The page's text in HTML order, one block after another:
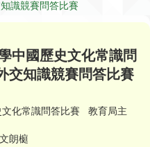
識競賽問答比賽
中國歷史文化常識問
交知識競賽問答比賽
化常識問答比賽 教育局主
朗榳